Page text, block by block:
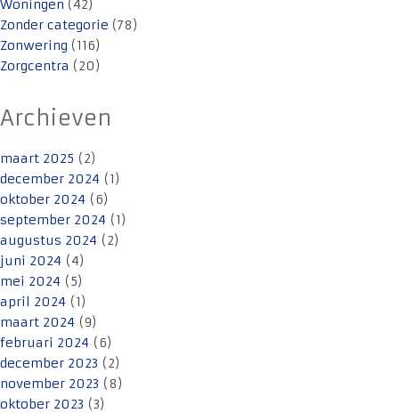
Woningen (42)
Zonder categorie (78)
Zonwering (116)
Zorgcentra (20)
Archieven
maart 2025 (2)
december 2024 (1)
oktober 2024 (6)
september 2024 (1)
augustus 2024 (2)
juni 2024 (4)
mei 2024 (5)
april 2024 (1)
maart 2024 (9)
februari 2024 (6)
december 2023 (2)
november 2023 (8)
oktober 2023 (3)